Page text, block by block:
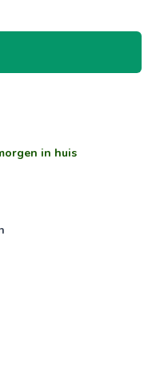
in huis